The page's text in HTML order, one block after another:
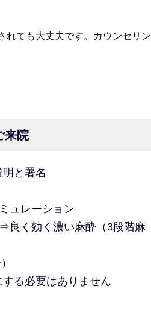
れても大丈夫です。カウンセリン
来院
と署名
ュレーション
く効く濃い麻酔（3段階麻
る必要はありません